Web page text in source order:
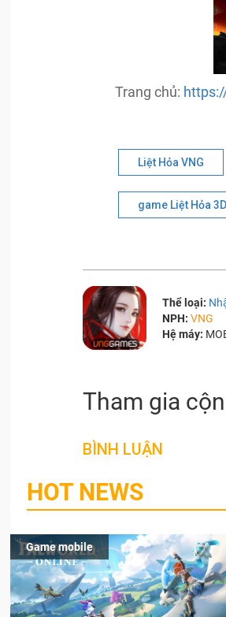
Trang chủ:
Liệt Hỏa VNG
game Liệt Hỏa 3D
Thể loại:
NPH: VNG
Hệ máy:
Tham gia
BÌNH LUẬN
HOT NEWS
Game mobile